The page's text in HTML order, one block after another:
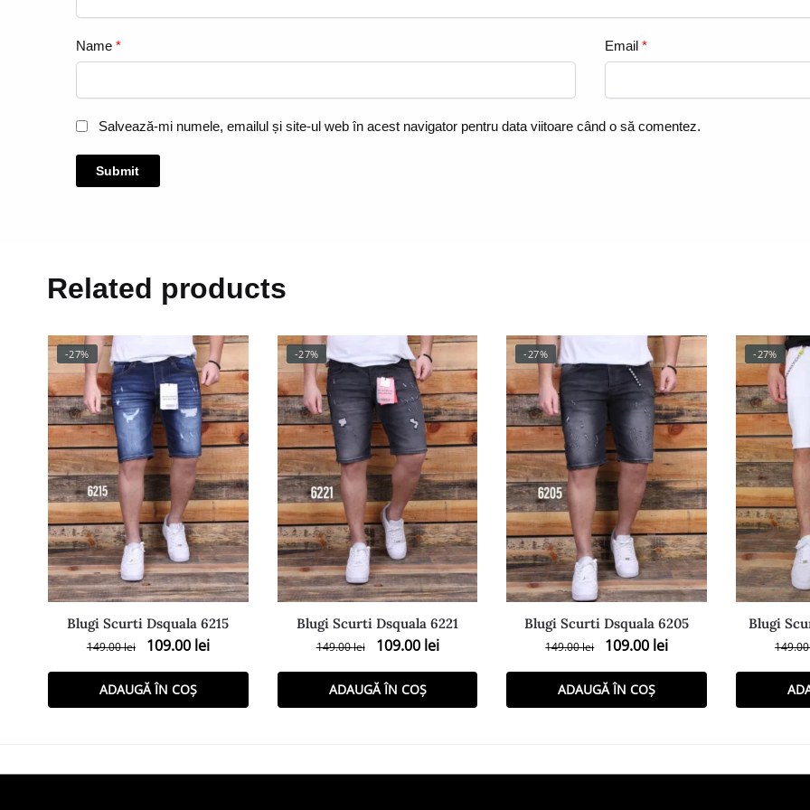
Name * Email *
Salvează-mi numele, emailul și site-ul web în acest navigator pentru data viitoare când o să comentez.
Related products
-27%
Blugi Scurti Dsquala 6215
149.00lei 109.00 lei
ADAUGĂ ÎN COȘ
-27%
Blugi Scurti Dsquala 6221
149.00lei 109.00 lei
ADAUGĂ ÎN COȘ
-27%
Blugi Scurti Dsquala 6205
149.00lei 109.00 lei
ADAUGĂ ÎN COȘ
-27%
Blugi